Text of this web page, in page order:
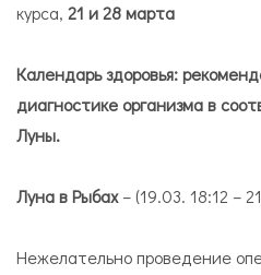
курса, 21 и 28 марта
Календарь здоровья:
диагностике организма в
Луны.
Луна в Рыбах– (19.03. 18:12 –
Нежелательно проведение